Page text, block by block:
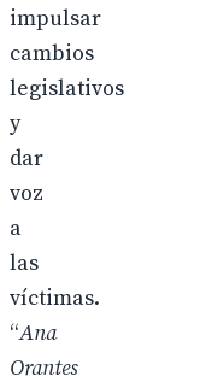
impulsar
cambios
legislativos
y
dar
voz
a
las
víctimas.
“Ana
Orantes